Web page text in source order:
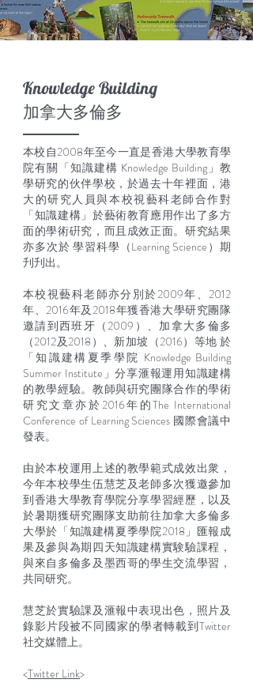
Knowledge Building
加拿大多倫多
本校自2008年至今一直是香港大學教育學
院有關「知識建構 Knowledge Building」教
學研究的伙伴學校，於過去十年裡面，港
大的研究人員與本校視藝科老師合作對
「知識建構」於藝術教育應用作出了多方
面的學術硏究，而且成效正面。研究結果
亦多次於 學習科學（Learning Science）期
刋刋出。
本校視藝科老師亦分別於2009年、2012
年、2016年及2018年獲香港大學研究團隊
邀請到西班牙（2009）、加拿大多倫多
（2012及2018）、新加坡（2016）等地 於
「知識建構夏季學院 Knowledge Building
Summer Institute」分享滙報運用知識建構
的教學經驗。教師與硏究團隊合作的學術
研究文章亦於2016年的The International
Conference of Learning Sciences 國際會議中
發表。
由於本校運用上述的教學範式成效出衆，
今年本校學生伍慧芝及老師多次獲邀參加
到香港大學教育學院分享學習經歷，以及
於暑期獲研究團隊支助前往加拿大多倫多
大學於「知識建構夏季學院2018」匯報成
果及參與為期四天知識建構實験驗課程，
與來自多倫多及墨西哥的學生交流學習，
共同研究。
慧芝於實驗課及滙報中表現出色，照片及
錄影片段被不同國家的學者轉載到Twitter
社交媒體上。
<Twitter Link>